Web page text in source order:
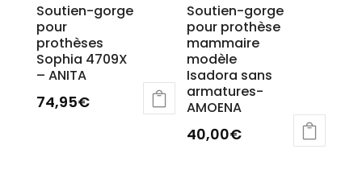
Soutien-gorge
pour
prothèses
Sophia 4709X
– ANITA
74,95€
Soutien-gorge
pour prothèse
mammaire
modèle
Isadora sans
armatures-
AMOENA
40,00€